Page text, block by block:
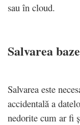
sau în cloud.
Salvarea
Salvarea este
accidentală a
nedorite cum ar fi